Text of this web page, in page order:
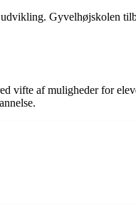
Gyvelhøjskolen
vifte af muligheder for